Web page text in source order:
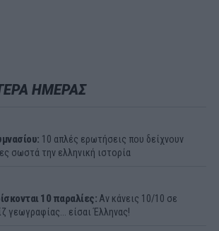
ΗΜΕΡΑΣ
10 απλές ερωτήσεις που δείχνουν
σωστά την ελληνική ιστορία
10 παραλίες: Αν κάνεις 10/10 σε
γεωγραφίας... είσαι Έλληνας!